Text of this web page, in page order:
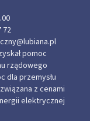
72
pomoc
rządowego
dla przemysłu
z cenami
elektrycznej